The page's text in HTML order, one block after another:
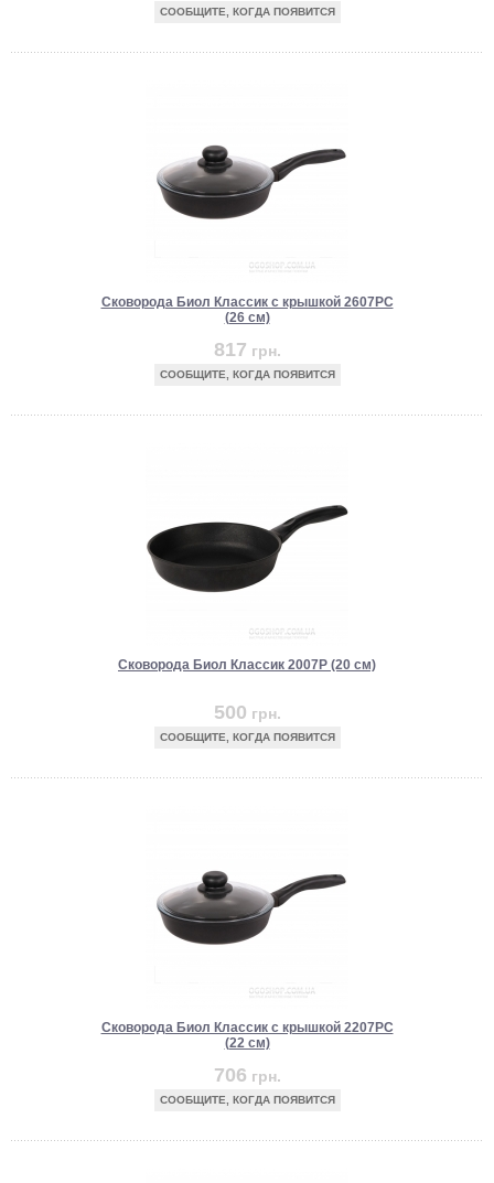
СООБЩИТЕ, КОГДА ПОЯВИТСЯ
Сковорода Биол Классик с крышкой 2607PC
(26 см)
817 грн.
СООБЩИТЕ, КОГДА ПОЯВИТСЯ
Сковорода Биол Классик 2007P (20 см)
500 грн.
СООБЩИТЕ, КОГДА ПОЯВИТСЯ
Сковорода Биол Классик с крышкой 2207PC
(22 см)
706 грн.
СООБЩИТЕ, КОГДА ПОЯВИТСЯ